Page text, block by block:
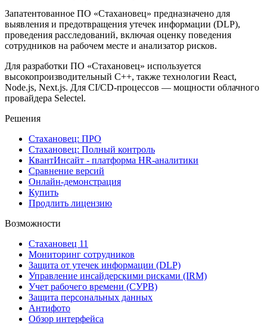
Запатентованное ПО «Стахановец» предназначено для
выявления и предотвращения утечек информации (DLP),
проведения расследований, включая оценку поведения
сотрудников на рабочем месте и анализатор рисков.
Для разработки ПО «Стахановец» используется
высокопроизводительный C++, также технологии React,
Node.js, Next.js. Для CI/CD-процессов — мощности облачного
провайдера Selectel.
Решения
Стахановец: ПРО
Стахановец: Полный контроль
КвантИнсайт - платформа HR-аналитики
Сравнение версий
Онлайн-демонстрация
Купить
Продлить лицензию
Возможности
Стахановец 11
Мониторинг сотрудников
Защита от утечек информации (DLP)
Управление инсайдерскими рисками (IRM)
Учет рабочего времени (СУРВ)
Защита персональных данных
Антифото
Обзор интерфейса